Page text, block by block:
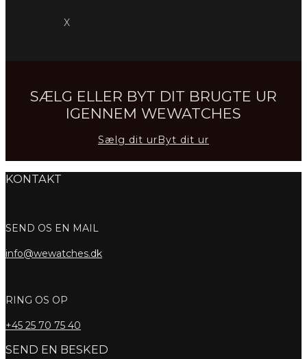
X
SÆLG ELLER BYT DIT BRUGTE UR
IGENNEM WEWATCHES
Sælg dit urByt dit ur
KONTAKT
SEND OS EN MAIL
info@wewatches.dk
RING OS OP
+45 25 70 75 40
SEND EN BESKED